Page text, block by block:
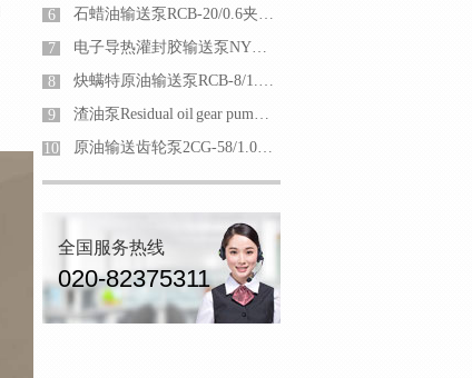
6 石蜡油输送泵RCB-20/0.6夹套保温不锈钢齿轮泵
7 电子导热灌封胶输送泵NYP110RUT2W51G不锈钢高粘度泵流量5m3/h
8 炔螨特原油输送泵RCB-8/1.2不锈钢夹套保温齿轮泵
9 渣油泵Residual oil gear pumpConveying viscosity 380cst
10 原油输送齿轮泵2CG-58/1.0防爆齿轮油泵
全国服务热线
020-82375311